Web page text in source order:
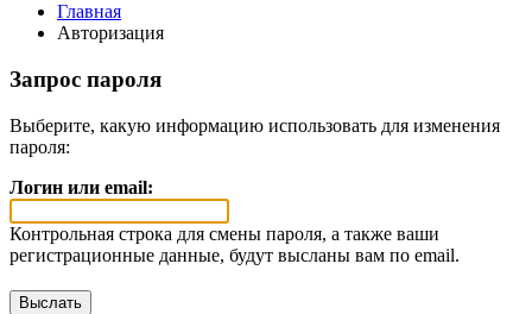
Главная
Авторизация
Запрос пароля
Выберите, какую информацию использовать для изменения
пароля:
Логин или email:
Контрольная строка для смены пароля, а также ваши
регистрационные данные, будут высланы вам по email.